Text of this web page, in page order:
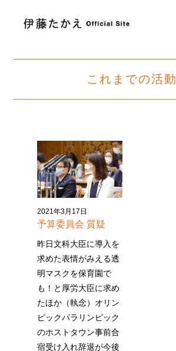
これまでの活動
2021年3月17日
予算委員会 質疑
昨日文科大臣に導入を
求めた表情がみえる透
明マスクを保育園で
も！と厚労大臣に求め
たほか（執念）オリン
ピックパラリンピック
のホストタウン事前合
宿受け入れ辞退が今後